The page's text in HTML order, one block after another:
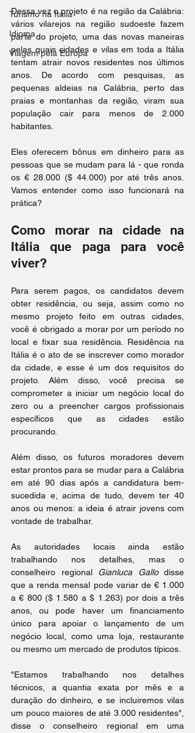
Turismo na Itália
Idioma
Viagem pela Europa
Dessa vez o projeto é na região da Calábria:
vários vilarejos na região sudoeste fazem
parte do projeto, uma das novas maneiras
pelas quais cidades e vilas em toda a Itália
tentam atrair novos residentes nos últimos
anos. De acordo com pesquisas, as
pequenas aldeias na Calábria, perto das
praias e montanhas da região, viram sua
população cair para menos de 2.000
habitantes.
Eles oferecem bônus em dinheiro para as
pessoas que se mudam para lá - que ronda
os € 28.000 ($ 44.000) por até três anos.
Vamos entender como isso funcionará na
prática?
Como morar na cidade na
Itália que paga para você
viver?
Para serem pagos, os candidatos devem
obter residência, ou seja, assim como no
mesmo projeto feito em outras cidades,
você é obrigado a morar por um período no
local e fixar sua residência. Residência na
Itália é o ato de se inscrever como morador
da cidade, e esse é um dos requisitos do
projeto. Além disso, você precisa se
comprometer a iniciar um negócio local do
zero ou a preencher cargos profissionais
específicos que as cidades estão
procurando.
Além disso, os futuros moradores devem
estar prontos para se mudar para a Calábria
em até 90 dias após a candidatura bem-
sucedida e, acima de tudo, devem ter 40
anos ou menos: a ideia é atrair jovens com
vontade de trabalhar.
As autoridades locais ainda estão
trabalhando nos detalhes, mas o
conselheiro regional Gianluca Gallo disse
que a renda mensal pode variar de € 1.000
a € 800 ($ 1.580 a $ 1.263) por dois a três
anos, ou pode haver um financiamento
único para apoiar o lançamento de um
negócio local, como uma loja, restaurante
ou mesmo um mercado de produtos típicos.
"Estamos trabalhando nos detalhes
técnicos, a quantia exata por mês e a
duração do dinheiro, e se incluiremos vilas
um pouco maiores de até 3.000 residentes",
disse o conselheiro regional em uma